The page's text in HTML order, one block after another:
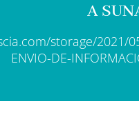
A
storage/2021/
ENVIO-DE-